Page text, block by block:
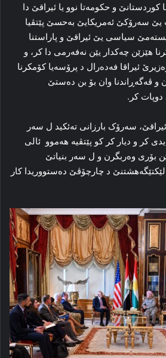
کوردستانێ و حکومەتا نوو یا ئیراقێ دا
یێ سەرۆکێ ئەمریکایێ بەحسێ پێتڤیا
سیاسی یێ ئیراقێ و پاراستنا
هێزێن چەکدار یێن نەفەرمی دا کر، و
ئیراقا فەدەرال د پرۆسەیا کۆمکرنا
ڤەگەڕاندنا وان بۆ بن دەستێ
دوپات کر.
سەرۆک بارزانی تەئکید ل سەر
کر و دیار کر کو پێتڤیە هەموو ئالی
بۆری وەربگرن و ل سەر بنیاتێ
د چارچۆڤێ دەستووریدا کار